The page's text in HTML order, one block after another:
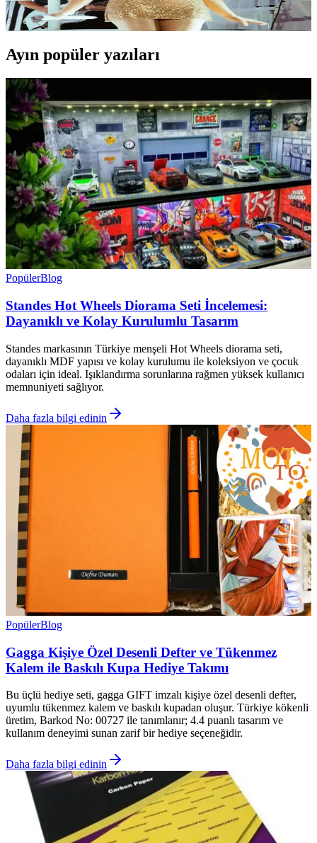
moda elbiselerde özel işçilik gerektirir.
Ayın popüler yazıları
PopülerBlog
Standes Hot Wheels Diorama Seti İncelemesi:
Dayanıklı ve Kolay Kurulumlu Tasarım
Standes markasının Türkiye menşeli Hot Wheels diorama seti,
dayanıklı MDF yapısı ve kolay kurulumu ile koleksiyon ve çocuk
odaları için ideal. Işıklandırma sorunlarına rağmen yüksek kullanıcı
memnuniyeti sağlıyor.
Daha fazla bilgi edinin
PopülerBlog
Gagga Kişiye Özel Desenli Defter ve Tükenmez
Kalem ile Baskılı Kupa Hediye Takımı
Bu üçlü hediye seti, gagga GIFT imzalı kişiye özel desenli defter,
uyumlu tükenmez kalem ve baskılı kupadan oluşur. Türkiye kökenli
üretim, Barkod No: 00727 ile tanımlanır; 4.4 puanlı tasarım ve
kullanım deneyimi sunan zarif bir hediye seçeneğidir.
Daha fazla bilgi edinin